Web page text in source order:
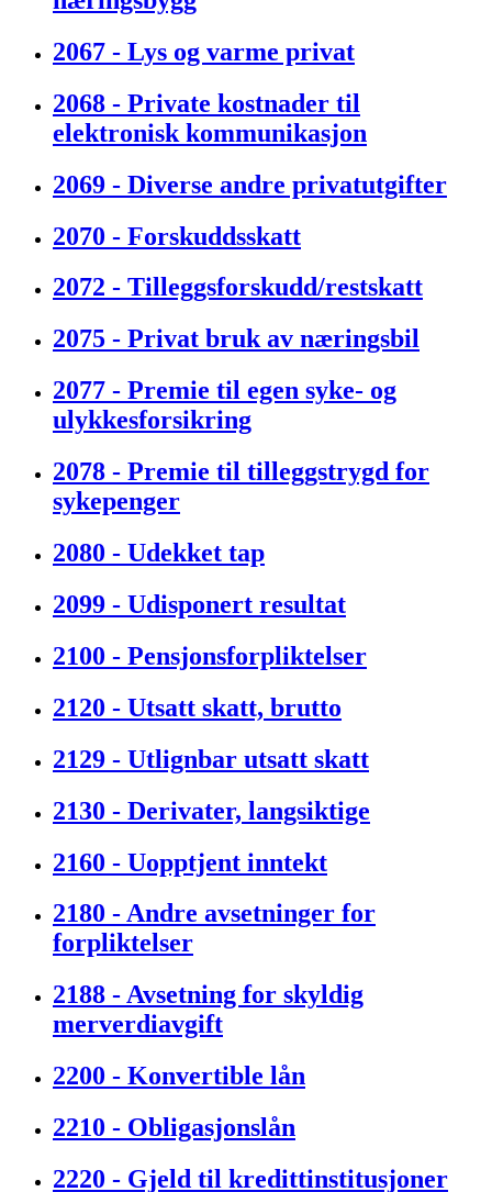
2067 - Lys og varme privat
2068 - Private kostnader til
elektronisk kommunikasjon
2069 - Diverse andre privatutgifter
2070 - Forskuddsskatt
2072 - Tilleggsforskudd/restskatt
2075 - Privat bruk av næringsbil
2077 - Premie til egen syke- og
ulykkesforsikring
2078 - Premie til tilleggstrygd for
sykepenger
2080 - Udekket tap
2099 - Udisponert resultat
2100 - Pensjonsforpliktelser
2120 - Utsatt skatt, brutto
2129 - Utlignbar utsatt skatt
2130 - Derivater, langsiktige
2160 - Uopptjent inntekt
2180 - Andre avsetninger for
forpliktelser
2188 - Avsetning for skyldig
merverdiavgift
2200 - Konvertible lån
2210 - Obligasjonslån
2220 - Gjeld til kredittinstitusjoner